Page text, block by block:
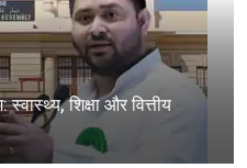
स्वास्थ्य, शिक्षा और वित्तीय